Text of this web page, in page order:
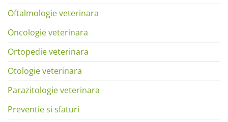
Oftalmologie veterinara
Oncologie veterinara
Ortopedie veterinara
Otologie veterinara
Parazitologie veterinara
Preventie si sfaturi